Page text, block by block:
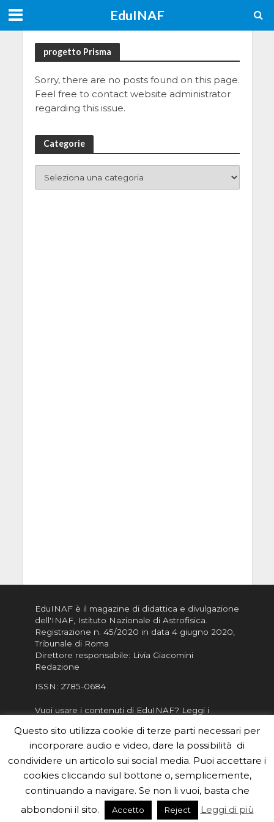
EduINAF
progetto Prisma
Sorry, there are no posts found on this page.
Feel free to contact website administrator
regarding this issue.
Categorie
EduINAF è il magazine di didattica e divulgazione
dell'INAF, Istituto Nazionale di Astrofisica
Registrazione n. 45/2020 in data 4 giugno 2020,
Tribunale di Roma
Direttore responsabile: Livia Giacomini
Redazione
ISSN: 2785-0684
Vuoi usare i contenuti di EduINAF? Leggi i
Informativa sulla Privacy
Informatva sui Cookie
Per la rubrica de l'Astronomo risponde, per
inviarci le tue foto o i tuoi contributi, scrivici a
redazione.edu [chiocciola] inaf.it oppure
il form
Questo sito utilizza cookie di terze parti necessari per
incorporare audio e video, dare la possibilità di
condividere un articolo sui social media. Puoi accettare i
cookies cliccando sul bottone o, semplicemente,
continuando a navigare. Se non li vuoi, basta che
abbondoni il sito.
Accetto Reject Leggi di più